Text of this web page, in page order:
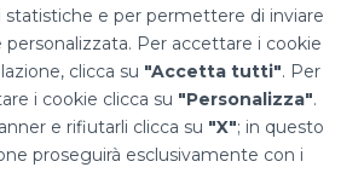
Cookies
statistiche e per permettere di inviare
personalizzata. Per accettare i cookie
clicca su "Accetta tutti". Per
i cookie clicca su "Personalizza".
e rifiutarli clicca su "X"; in questo
proseguirà esclusivamente con i